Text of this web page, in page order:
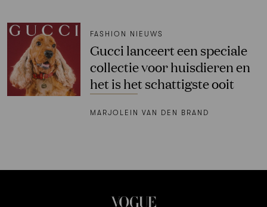
FASHION NIEUWS
Gucci lanceert een speciale
collectie voor huisdieren en
het is het schattigste ooit
MARJOLEIN VAN DEN BRAND